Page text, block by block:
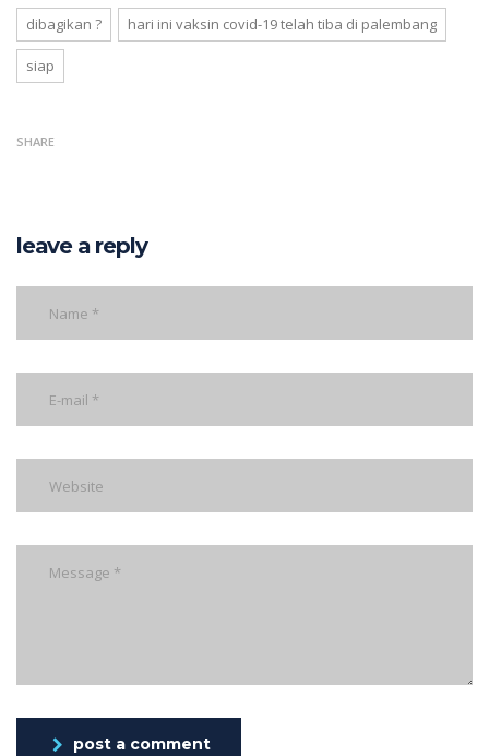
dibagikan ? hari ini vaksin covid-19 telah tiba di palembang
siap
SHARE
leave a reply
post a comment